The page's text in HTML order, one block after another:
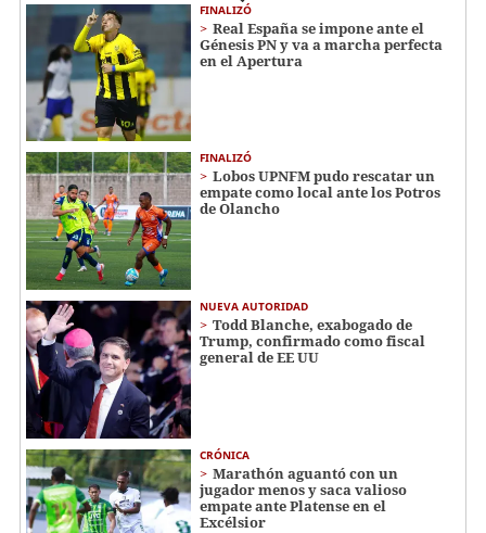
FINALIZÓ
Real España se impone ante el
Génesis PN y va a marcha perfecta
en el Apertura
FINALIZÓ
Lobos UPNFM pudo rescatar un
empate como local ante los Potros
de Olancho
NUEVA AUTORIDAD
Todd Blanche, exabogado de
Trump, confirmado como fiscal
general de EE UU
CRÓNICA
Marathón aguantó con un
jugador menos y saca valioso
empate ante Platense en el
Excélsior